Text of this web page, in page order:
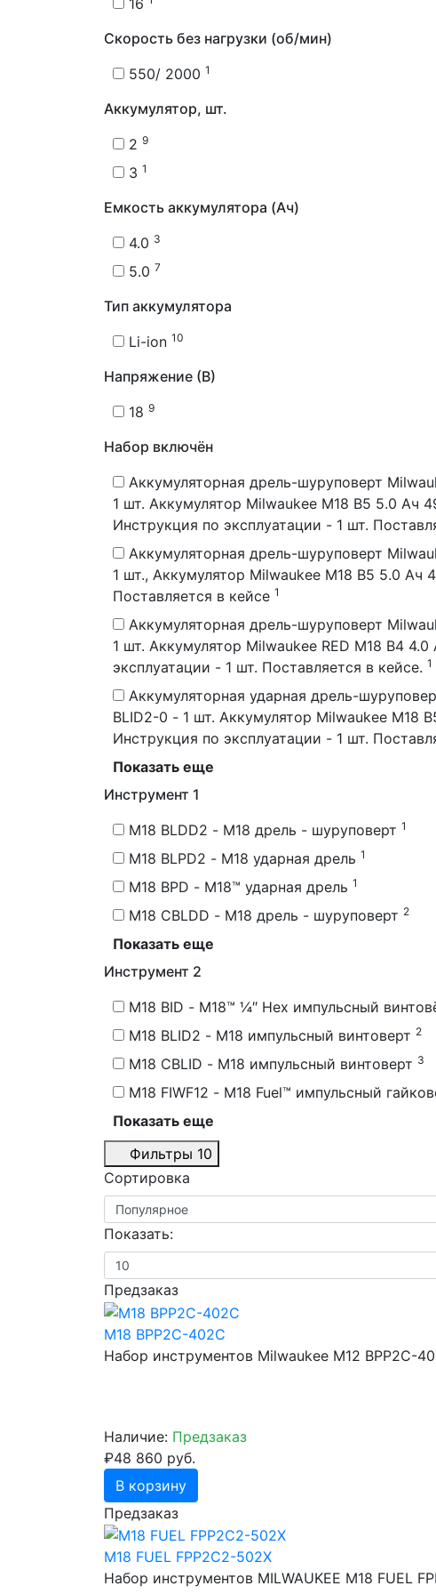
Скорость без нагрузки (об/мин)
550/ 2000 1
Аккумулятор, шт.
2 9
3 1
Емкость аккумулятора (Ач)
4.0 3
5.0 7
Тип аккумулятора
Li-ion 10
Напряжение (В)
18 9
Набор включён
Аккумуляторная дрель-шуруповерт
1 шт. Аккумулятор Milwaukee M18 B5 5.0 Ач
Инструкция по эксплуатации - 1 шт.
Аккумуляторная дрель-шуруповерт
1 шт., Аккумулятор Milwaukee M18 B5 5.0
Поставляется в кейсе 1
Аккумуляторная дрель-шуруповерт
1 шт. Аккумулятор Milwaukee RED M18 B4
эксплуатации - 1 шт. Поставляется в кейсе. 1
Аккумуляторная ударная дрель-шуруповерт Milwaukee M18 BLPD2-0 - 1
BLID2-0 - 1 шт. Аккумулятор Milwaukee M18 B5 5.0 Ач 4932430483 - 2 шт. Зарядное устройство Milwaukee M12-18 C 4932352959 - 1 шт.
Инструкция по
Показать еще
Инструмент 1
M18 BLDD2 - M18 дрель - шуруповерт 1
M18 BLPD2 - M18 ударная дрель 1
M18 BPD - M18™ ударная дрель 1
M18 CBLDD - M18 дрель - шуруповерт 2
Показать еще
Инструмент 2
M18 BID - M18™ ¼″ Hex импульсный
M18 BLID2 - M18 импульсный винтоверт 2
M18 CBLID - M18 импульсный винтоверт 3
M18 FIWF12 - M18 Fuel™ импульсный
Показать еще
Фильтры 10
Сортировка
Показать:
Предзаказ
M18 BPP2C-402C
Набор инструментов Milwaukee M12 BPP2C-
Наличие: Предзаказ
₽48 860 руб.
В корзину
Предзаказ
M18 FUEL FPP2C2-502X
Набор инструментов MILWAUKEE M18 FUEL